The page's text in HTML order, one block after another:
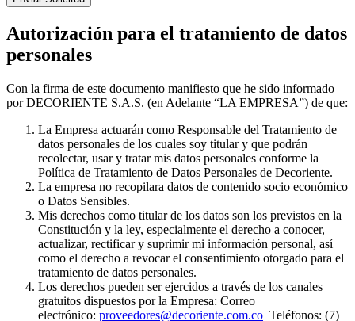
Autorización para el tratamiento de datos
personales
Con la firma de este documento manifiesto que he sido informado
por DECORIENTE S.A.S. (en Adelante “LA EMPRESA”) de que:
La Empresa actuarán como Responsable del Tratamiento de
datos personales de los cuales soy titular y que podrán
recolectar, usar y tratar mis datos personales conforme la
Política de Tratamiento de Datos Personales de Decoriente.
La empresa no recopilara datos de contenido socio económico
o Datos Sensibles.
Mis derechos como titular de los datos son los previstos en la
Constitución y la ley, especialmente el derecho a conocer,
actualizar, rectificar y suprimir mi información personal, así
como el derecho a revocar el consentimiento otorgado para el
tratamiento de datos personales.
Los derechos pueden ser ejercidos a través de los canales
gratuitos dispuestos por la Empresa: Correo
electrónico: proveedores@decoriente.com.co Teléfonos: (7)